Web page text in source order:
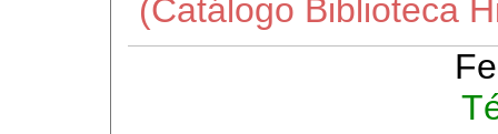
(Catálogo Biblioteca